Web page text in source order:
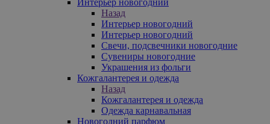
Назад
Интерьер новогодний
Интерьер новогодний
Свечи, подсвечники новогодние
Сувениры новогодние
Украшения из фольги
Кожгалантерея и одежда
Назад
Кожгалантерея и одежда
Одежда карнавальная
Новогодний парфюм